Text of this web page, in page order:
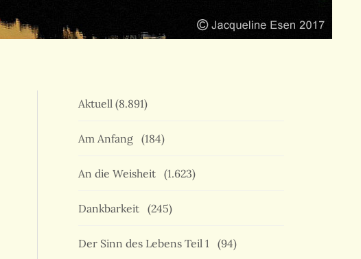
Aktuell (8.891)
Am Anfang (184)
An die Weisheit (1.623)
Dankbarkeit (245)
Der Sinn des Lebens Teil 1 (94)